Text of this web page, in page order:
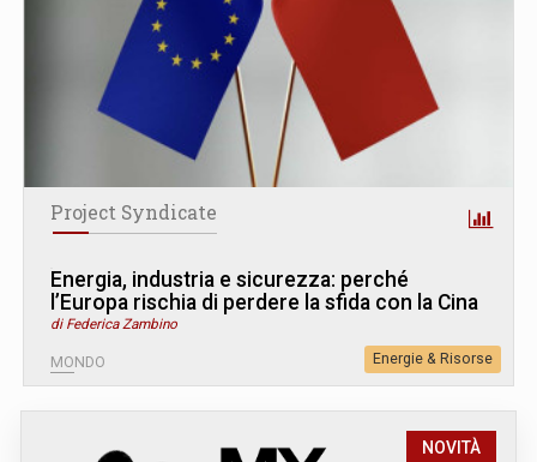
Project Syndicate
Energia, industria e sicurezza: perché
l’Europa rischia di perdere la sfida con la Cina
di Federica Zambino
MONDO Energie & Risorse
NOVITÀ